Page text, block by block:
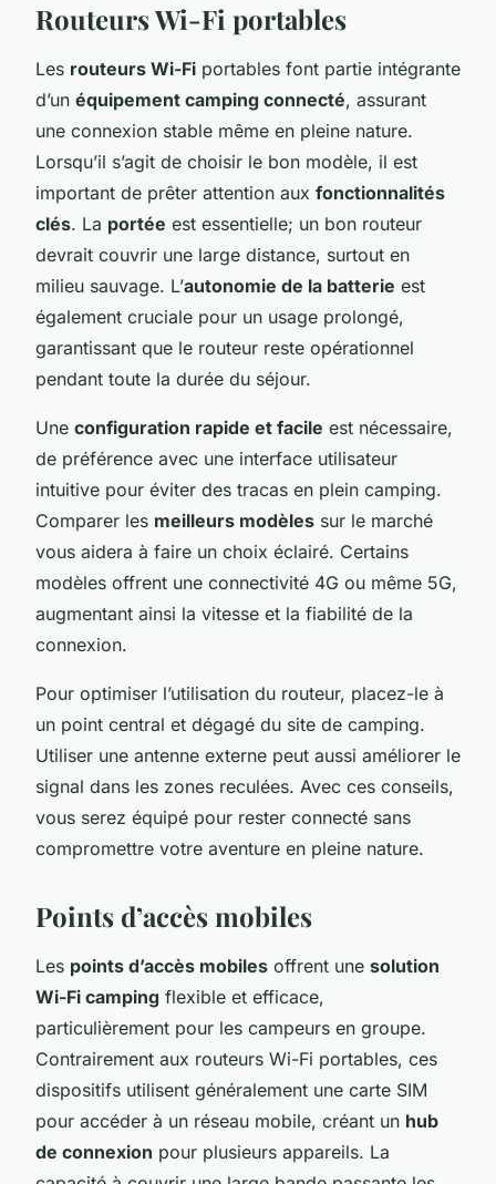
Routeurs Wi-Fi portables
Les routeurs Wi-Fi portables font partie intégrante
d’un équipement camping connecté, assurant
une connexion stable même en pleine nature.
Lorsqu’il s’agit de choisir le bon modèle, il est
important de prêter attention aux fonctionnalités
clés. La portée est essentielle; un bon routeur
devrait couvrir une large distance, surtout en
milieu sauvage. L’autonomie de la batterie est
également cruciale pour un usage prolongé,
garantissant que le routeur reste opérationnel
pendant toute la durée du séjour.
Une configuration rapide et facile est nécessaire,
de préférence avec une interface utilisateur
intuitive pour éviter des tracas en plein camping.
Comparer les meilleurs modèles sur le marché
vous aidera à faire un choix éclairé. Certains
modèles offrent une connectivité 4G ou même 5G,
augmentant ainsi la vitesse et la fiabilité de la
connexion.
Pour optimiser l’utilisation du routeur, placez-le à
un point central et dégagé du site de camping.
Utiliser une antenne externe peut aussi améliorer le
signal dans les zones reculées. Avec ces conseils,
vous serez équipé pour rester connecté sans
compromettre votre aventure en pleine nature.
Points d’accès mobiles
Les points d’accès mobiles offrent une solution
Wi-Fi camping flexible et efficace,
particulièrement pour les campeurs en groupe.
Contrairement aux routeurs Wi-Fi portables, ces
dispositifs utilisent généralement une carte SIM
pour accéder à un réseau mobile, créant un hub
de connexion pour plusieurs appareils. La